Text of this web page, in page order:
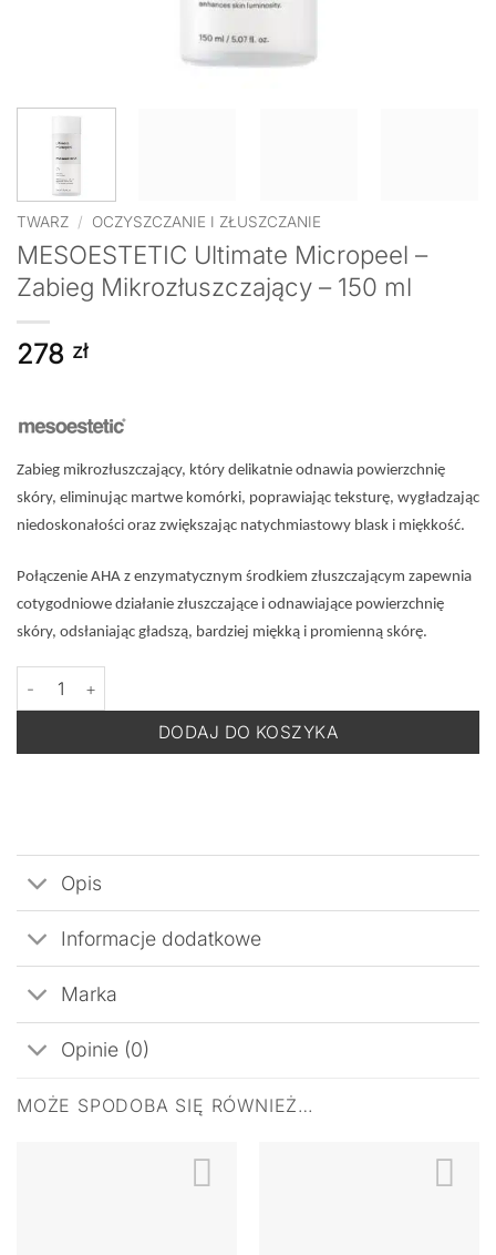
TWARZ / OCZYSZCZANIE I ZŁUSZCZANIE
MESOESTETIC Ultimate Micropeel –
Zabieg Mikrozłuszczający – 150 ml
278 zł
Zabieg mikrozłuszczający, który delikatnie odnawia powierzchnię
skóry, eliminując martwe komórki, poprawiając teksturę, wygładzając
niedoskonałości oraz zwiększając natychmiastowy blask i miękkość.
Połączenie AHA z enzymatycznym środkiem złuszczającym zapewnia
cotygodniowe działanie złuszczające i odnawiające powierzchnię
skóry, odsłaniając gładszą, bardziej miękką i promienną skórę.
ilość MESOESTETIC Ultimate Micropeel - Zabieg
DODAJ DO KOSZYKA
Opis
Informacje dodatkowe
Marka
Opinie (0)
MOŻE SPODOBA SIĘ RÓWNIEŻ…